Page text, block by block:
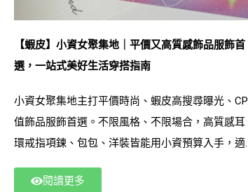
【蝦皮】小資女聚集地｜平價又高質感飾品服飾首
選，一站式美好生活穿搭指南
小資女聚集地主打平價時尚、蝦皮高搜尋曝光、CP
值飾品服飾首選。不限風格、不限場合，高質感耳
環戒指項鍊、包包、洋裝皆能用小資預算入手，適
搜尋【小資女聚集地】立即下單，物流快速到貨，
閱讀更多